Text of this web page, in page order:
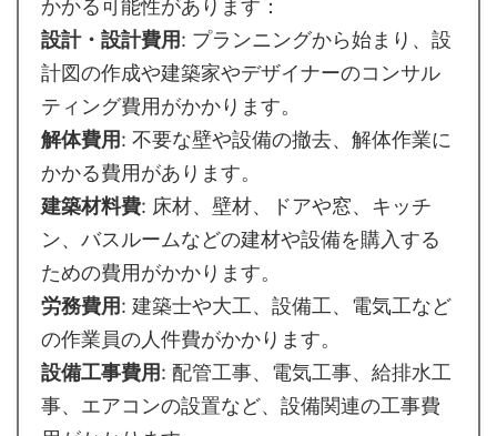
かかる可能性があります：
設計・設計費用: プランニングから始まり、設
計図の作成や建築家やデザイナーのコンサル
ティング費用がかかります。
解体費用: 不要な壁や設備の撤去、解体作業に
かかる費用があります。
建築材料費: 床材、壁材、ドアや窓、キッチ
ン、バスルームなどの建材や設備を購入する
ための費用がかかります。
労務費用: 建築士や大工、設備工、電気工など
の作業員の人件費がかかります。
設備工事費用: 配管工事、電気工事、給排水工
事、エアコンの設置など、設備関連の工事費